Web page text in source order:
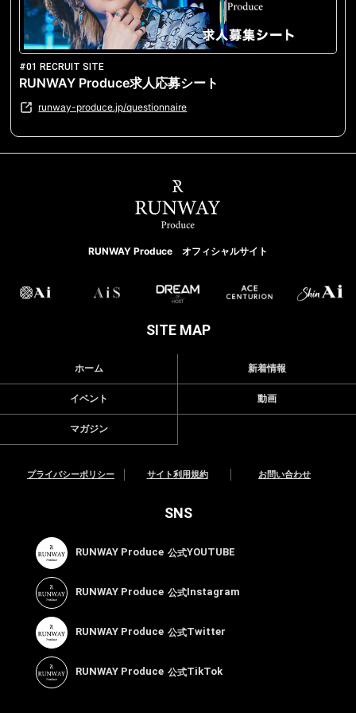
#01 RECRUIT SITE
RUNWAY Produce求人応募シート
runway-produce.jp/questionnaire
RUNWAY Produce オフィシャルサイト
SITE MAP
ホーム 新着情報
イベント 動画
マガジン
プライバシーポリシー サイト利用規約 お問い合わせ
SNS
RUNWAY Produce 公式YOUTUBE
RUNWAY Produce 公式Instagram
RUNWAY Produce 公式Twitter
RUNWAY Produce 公式TikTok